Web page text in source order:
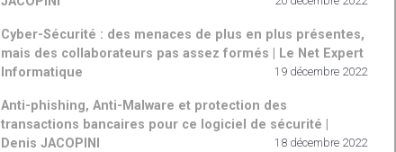
Cyber-Sécurité : des menaces de plus en plus présentes,
mais des collaborateurs pas assez formés | Le Net Expert
Informatique
19 décembre 2022
Anti-phishing, Anti-Malware et protection des
transactions bancaires pour ce logiciel de sécurité |
Denis JACOPINI
18 décembre 2022